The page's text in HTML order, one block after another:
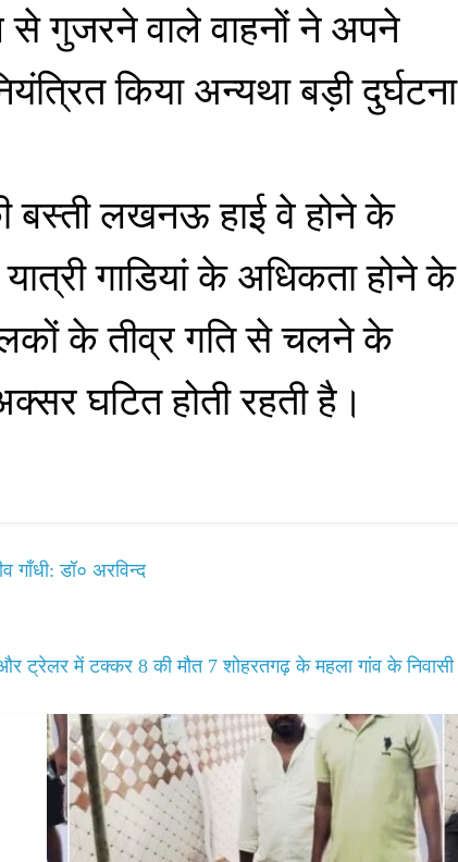
से गुजरने वाले वाहनों ने अपने
किया अन्यथा बड़ी दुर्घटना
बस्ती लखनऊ हाई वे होने के
गाडियां के अधिकता होने के
के तीव्र गति से चलने के
घटित होती रहती है।
गाँधी: डॉ० अरविन्द
ट्रेलर में टक्कर 8 की मौत 7 शोहरतगढ़ के महला गांव के निवासी